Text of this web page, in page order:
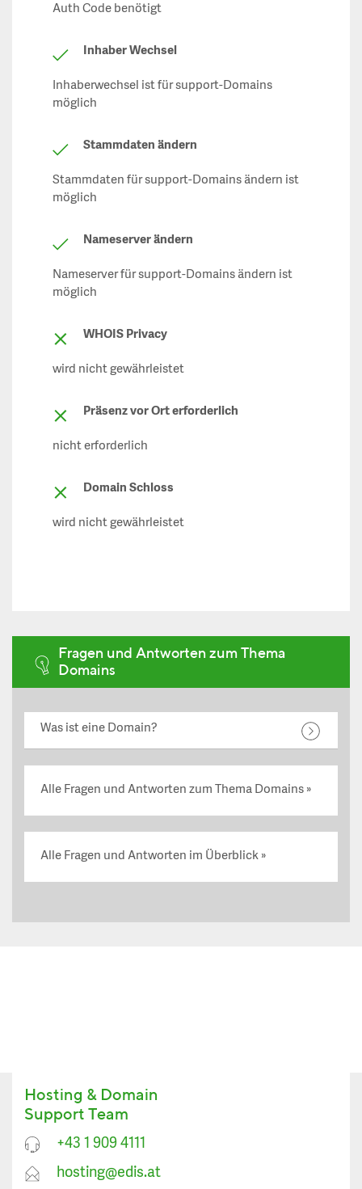
Auth Code benötigt
Inhaber Wechsel
Inhaberwechsel ist für support-Domains
möglich
Stammdaten ändern
Stammdaten für support-Domains ändern ist
möglich
Nameserver ändern
Nameserver für support-Domains ändern ist
möglich
WHOIS Privacy
wird nicht gewährleistet
Präsenz vor Ort erforderlich
nicht erforderlich
Domain Schloss
wird nicht gewährleistet
Fragen und Antworten zum Thema
Domains
Was ist eine Domain?
Alle Fragen und Antworten zum Thema Domains
Alle Fragen und Antworten im Überblick
Hosting & Domain
Support Team
+43 1 909 4111
hosting@edis.at